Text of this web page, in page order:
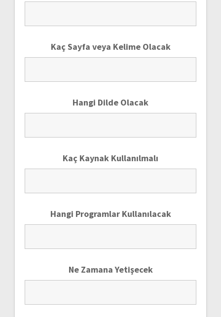
Kaç Sayfa veya Kelime Olacak
Hangi Dilde Olacak
Kaç Kaynak Kullanılmalı
Hangi Programlar Kullanılacak
Ne Zamana Yetişecek